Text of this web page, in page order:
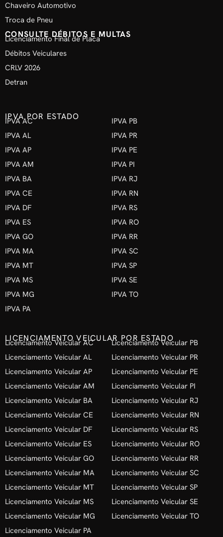
Chaveiro Automotivo
Troca de Pneu
CONSULTE DÉBITOS E MULTAS
Licenciamento Final de Placa
Débitos Veiculares
CRLV 2026
Detran
IPVA POR ESTADO
IPVA AC
IPVA AL
IPVA AP
IPVA AM
IPVA BA
IPVA CE
IPVA DF
IPVA ES
IPVA GO
IPVA MA
IPVA MT
IPVA MS
IPVA MG
IPVA PA
IPVA PB
IPVA PR
IPVA PE
IPVA PI
IPVA RJ
IPVA RN
IPVA RS
IPVA RO
IPVA RR
IPVA SC
IPVA SP
IPVA SE
IPVA TO
LICENCIAMENTO VEICULAR POR ESTADO
Licenciamento Veicular AC
Licenciamento Veicular AL
Licenciamento Veicular AP
Licenciamento Veicular AM
Licenciamento Veicular BA
Licenciamento Veicular CE
Licenciamento Veicular DF
Licenciamento Veicular ES
Licenciamento Veicular GO
Licenciamento Veicular MA
Licenciamento Veicular MT
Licenciamento Veicular MS
Licenciamento Veicular MG
Licenciamento Veicular PA
Licenciamento Veicular PB
Licenciamento Veicular PR
Licenciamento Veicular PE
Licenciamento Veicular PI
Licenciamento Veicular RJ
Licenciamento Veicular RN
Licenciamento Veicular RS
Licenciamento Veicular RO
Licenciamento Veicular RR
Licenciamento Veicular SC
Licenciamento Veicular SP
Licenciamento Veicular SE
Licenciamento Veicular TO